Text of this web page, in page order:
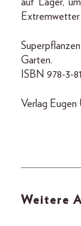
auf Lager,
Extremwetter
Garten.
ISBN 978-3-
Verlag Eugen
Weitere